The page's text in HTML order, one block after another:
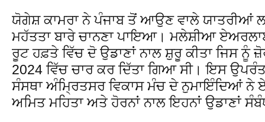
ਯੋਗੇਸ਼ ਕਾਮਰਾ ਨੇ ਪੰਜਾਬ ਤੋਂ ਆਉਣ ਵਾਲੇ ਯਾਤਰੀਆਂ
ਮਹੱਤਤਾ ਬਾਰੇ ਚਾਨਣਾ ਪਾਇਆ। ਮਲੇਸ਼ੀਆ
ਰੂਟ ਹਫ਼ਤੇ ਵਿੱਚ ਦੋ ਉਡਾਣਾਂ ਨਾਲ ਸ਼ੁਰੂ ਕੀਤਾ ਜਿਸ ਨੂੰ
2024 ਵਿੱਚ ਚਾਰ ਕਰ ਦਿੱਤਾ ਗਿਆ ਸੀ। ਇਸ
ਸੰਸਥਾ ਅੰਮ੍ਰਿਤਸਰ ਵਿਕਾਸ ਮੰਚ ਦੇ ਨੁਮਾਇੰਦਿਆਂ ਨੇ
ਅਮਿਤ ਮਹਿਤਾ ਅਤੇ ਹੋਰਨਾਂ ਨਾਲ ਇਹਨਾਂ ਉਡਾਣਾਂ